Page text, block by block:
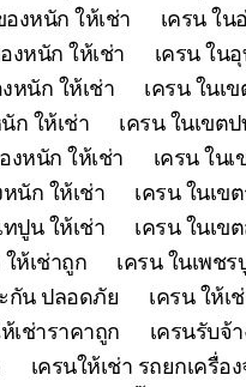
งหนัก ให้เช่า
เครน ใน
งหนัก ให้เช่า
เครน ใน
หนัก ให้เช่า
เครน ในเ
ก ให้เช่า
เครน ในเขต
งหนัก ให้เช่า
เครน ใน
นัก ให้เช่า
เครน ในเข
ปูน ให้เช่า
เครน ในเข
ห้เช่าถูก
เครน ในเพช
กัน ปลอดภัย
เครน ให้เ
เช่าราคาถูก
เครนรับจ้
เครนให้เช่า รถยกเครื่